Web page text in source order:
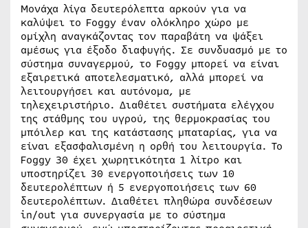
Μονάχα λίγα δευτερόλεπτα αρκούν για να
καλύψει το Foggy έναν ολόκληρο χώρο με
ομίχλη αναγκάζοντας τον παραβάτη να ψάξει
αμέσως για έξοδο διαφυγής. Σε συνδυασμό με το
σύστημα συναγερμού, το Foggy μπορεί να είναι
εξαιρετικά αποτελεσματικό, αλλά μπορεί να
λειτουργήσει και αυτόνομα, με
τηλεχειριστήριο. Διαθέτει συστήματα ελέγχου
της στάθμης του υγρού, της θερμοκρασίας του
μπόιλερ και της κατάστασης μπαταρίας, για να
είναι εξασφαλισμένη η ορθή του λειτουργία. Το
Foggy 30 έχει χωρητικότητα 1 λίτρο και
υποστηρίζει 30 ενεργοποιήσεις των 10
δευτερολέπτων ή 5 ενεργοποιήσεις των 60
δευτερολέπτων. Διαθέτει πληθώρα συνδέσεων
in/out για συνεργασία με το σύστημα